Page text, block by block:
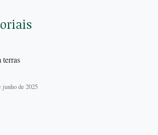
junho de 2025